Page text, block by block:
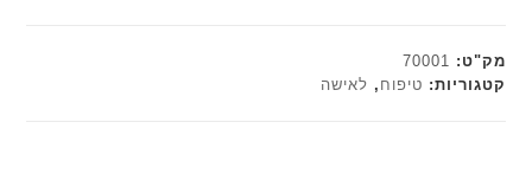
מק"ט: 70001
קטגוריות: טיפוח , לאישה